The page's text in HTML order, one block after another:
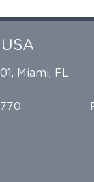
Miami, FL